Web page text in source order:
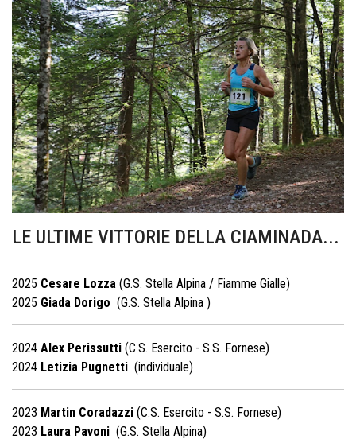
LE ULTIME VITTORIE DELLA CIAMINADA...
2025 Cesare Lozza (G.S. Stella Alpina / Fiamme Gialle)
2025 Giada Dorigo (G.S. Stella Alpina )
2024 Alex Perissutti (C.S. Esercito - S.S. Fornese)
2024 Letizia Pugnetti (individuale)
2023 Martin Coradazzi (C.S. Esercito - S.S. Fornese)
2023 Laura Pavoni (G.S. Stella Alpina)